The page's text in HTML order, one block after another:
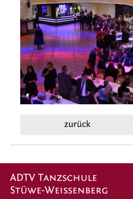
zurück
ADTV Tanzschule
Stüwe-Weissenberg